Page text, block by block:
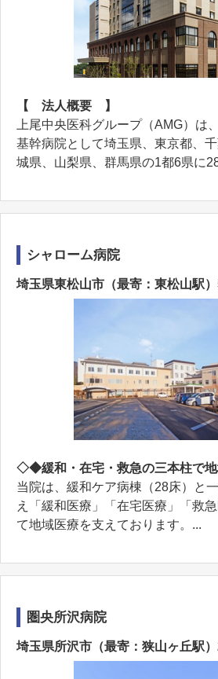
【 法人概要 】
上尾中央医科グループ（AMG）は
基幹病院として埼玉県、東京都、
城県、山梨県、群馬県の1都6県に
シャローム病院
埼玉県東松山市（最寄：東松山駅
◇◆緩和・在宅・救急の三本柱で
当院は、緩和ケア病棟（28床）と
え「緩和医療」「在宅医療」「救
て地域医療を支えております。...
圏央所沢病院
埼玉県所沢市（最寄：狭山ヶ丘駅